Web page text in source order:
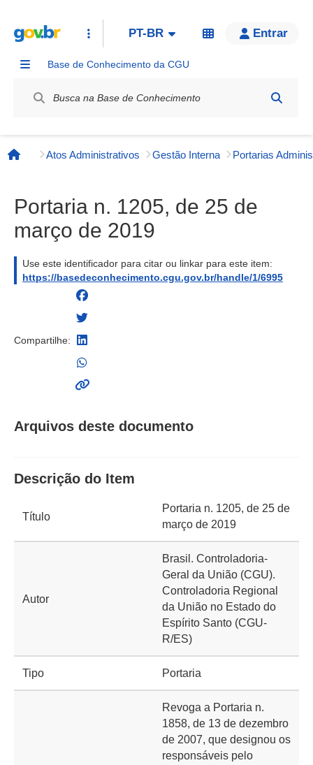
PT-BR Entrar
Base de Conhecimento da CGU
Página inicial
Atos Administrativos Gestão Interna
Portaria n. 1205, de 25 de
março de 2019
Use este identificador para citar ou linkar para este item:
https://basedeconhecimento.cgu.gov.br/handle/1/6995
Compartilhe:
Arquivos deste documento
Descrição do Item
Título
Portaria n. 1205, de 25 de
março de 2019
Autor
Brasil. Controladoria-
Geral da União (CGU).
Controladoria Regional
da União no Estado do
Espírito Santo (CGU-
R/ES)
Tipo Portaria
Revoga a Portaria n.
1858, de 13 de dezembro
de 2007, que designou os
responsáveis pelo